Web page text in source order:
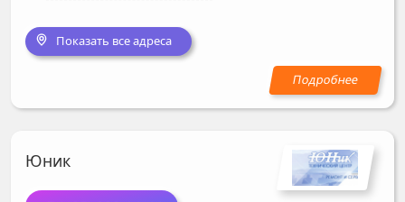
Показать все адреса
Юник